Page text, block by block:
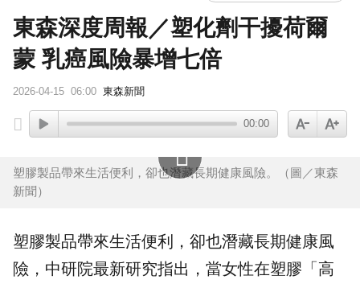
東森深度周報／塑化劑干擾荷爾
蒙 乳癌風險暴增七倍
2026-04-15 06:00 東森新聞
00:00
塑膠製品帶來生活便利，卻也潛藏長期健康風險。（圖／東森
新聞）
塑膠製品帶來生活便利，卻也潛藏長期健康風
險， 中研院最新研究指出，當女性在塑膠「高